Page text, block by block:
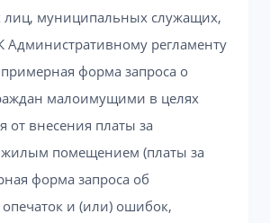
лиц, муниципальных служащих,
Административному регламенту
форма запроса о
малоимущими в целях
от внесения платы за
жилым помещением (платы за
форма запроса об
и (или) ошибок,